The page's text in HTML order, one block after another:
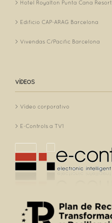
Hotel Royalton Punta Cana Resort
Edificio CAP-ARAG Barcelona
Vivendas C/Pacific Barcelona
VÍDEOS
Vídeo corporativo
E-Controls a TV1